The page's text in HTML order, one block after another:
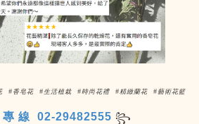
#香皂花 #生活植栽 #時尚花禮 #精緻蘭花 #藝術花籃
專 線 02-29482555 ꧂